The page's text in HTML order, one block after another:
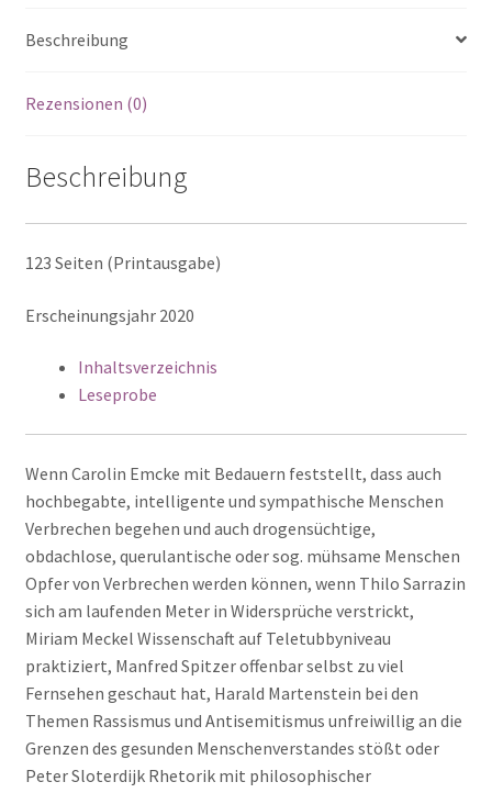
Beschreibung
Rezensionen (0)
Beschreibung
123 Seiten (Printausgabe)
Erscheinungsjahr 2020
Inhaltsverzeichnis
Leseprobe
Wenn Carolin Emcke mit Bedauern feststellt, dass auch
hochbegabte, intelligente und sympathische Menschen
Verbrechen begehen und auch drogensüchtige,
obdachlose, querulantische oder sog. mühsame Menschen
Opfer von Verbrechen werden können, wenn Thilo Sarrazin
sich am laufenden Meter in Widersprüche verstrickt,
Miriam Meckel Wissenschaft auf Teletubbyniveau
praktiziert, Manfred Spitzer offenbar selbst zu viel
Fernsehen geschaut hat, Harald Martenstein bei den
Themen Rassismus und Antisemitismus unfreiwillig an die
Grenzen des gesunden Menschenverstandes stößt oder
Peter Sloterdijk Rhetorik mit philosophischer